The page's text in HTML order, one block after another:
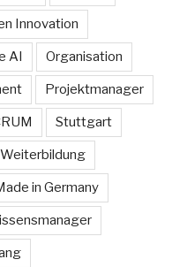
Innovation
AI Organisation
Projektmanager
Stuttgart
Weiterbildung
in Germany